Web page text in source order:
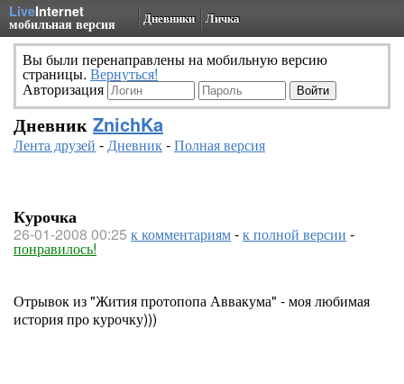
LiveInternet
мобильная версия Дневники Личка
Вы были перенаправлены на мобильную версию
страницы. Вернуться!
Авторизация
Дневник ZnichKa
Лента друзей -Дневник-Полная версия
Курочка
26-01-2008 00:25 к комментариям-к полной версии -
понравилось!
Отрывок из "Жития протопопа Аввакума" - моя любимая
история про курочку)))